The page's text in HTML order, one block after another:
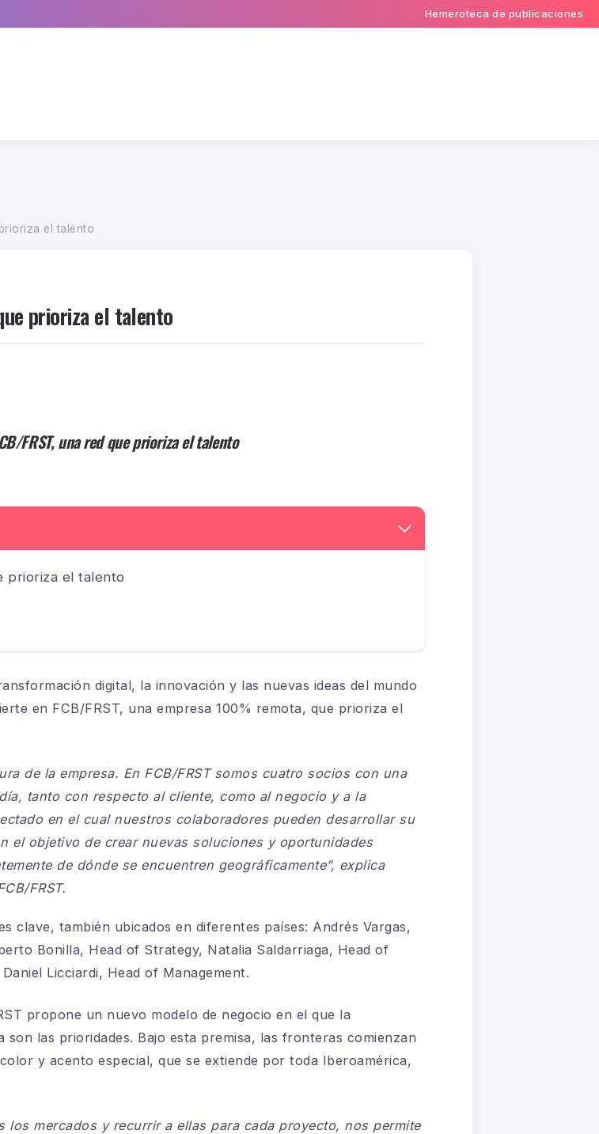
Hemeroteca de publicaciones
el talento
prioriza el talento
FRST, una red que prioriza el talento
prioriza el talento
digital, la innovación y las nuevas ideas del mundo
en FCB/FRST, una empresa 100% remota, que prioriza el
de la empresa. En FCB/FRST somos cuatro socios con una
tanto con respecto al cliente, como al negocio y a la
en el cual nuestros colaboradores pueden desarrollar su
el objetivo de crear nuevas soluciones y oportunidades
de dónde se encuentren geográficamente”, explica
FRST.
clave, también ubicados en diferentes países: Andrés Vargas,
Bonilla, Head of Strategy, Natalia Saldarriaga, Head of
Licciardi, Head of Management.
propone un nuevo modelo de negocio en el que la
las prioridades. Bajo esta premisa, las fronteras comienzan
y acento especial, que se extiende por toda Iberoamérica,
los mercados y recurrir a ellas para cada proyecto, nos permite